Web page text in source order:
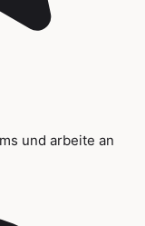
und arbeite an